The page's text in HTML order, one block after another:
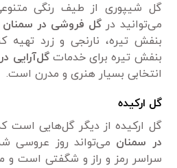
گل شیپوری از طیف رنگی
می‌توانید در گل فروشی در سمنان
بنفش تیره، نارنجی و زرد تهیه
بنفش تیره برای خدماتگل‌آرایی
انتخابی بسیار هنری و مدرن است.
گل ارکیده
گل ارکیده از دیگر گل‌هایی است
در سمنان می‌تواند روز عروسی
سراسر رمز و راز و شگفتی است و